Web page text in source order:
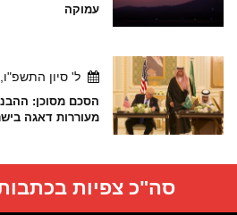
עמוקה
ל' סיון התשפ"ו, 15:07
הסכם מסוכן:
מעוררות דאגה
סה"כ צפיות